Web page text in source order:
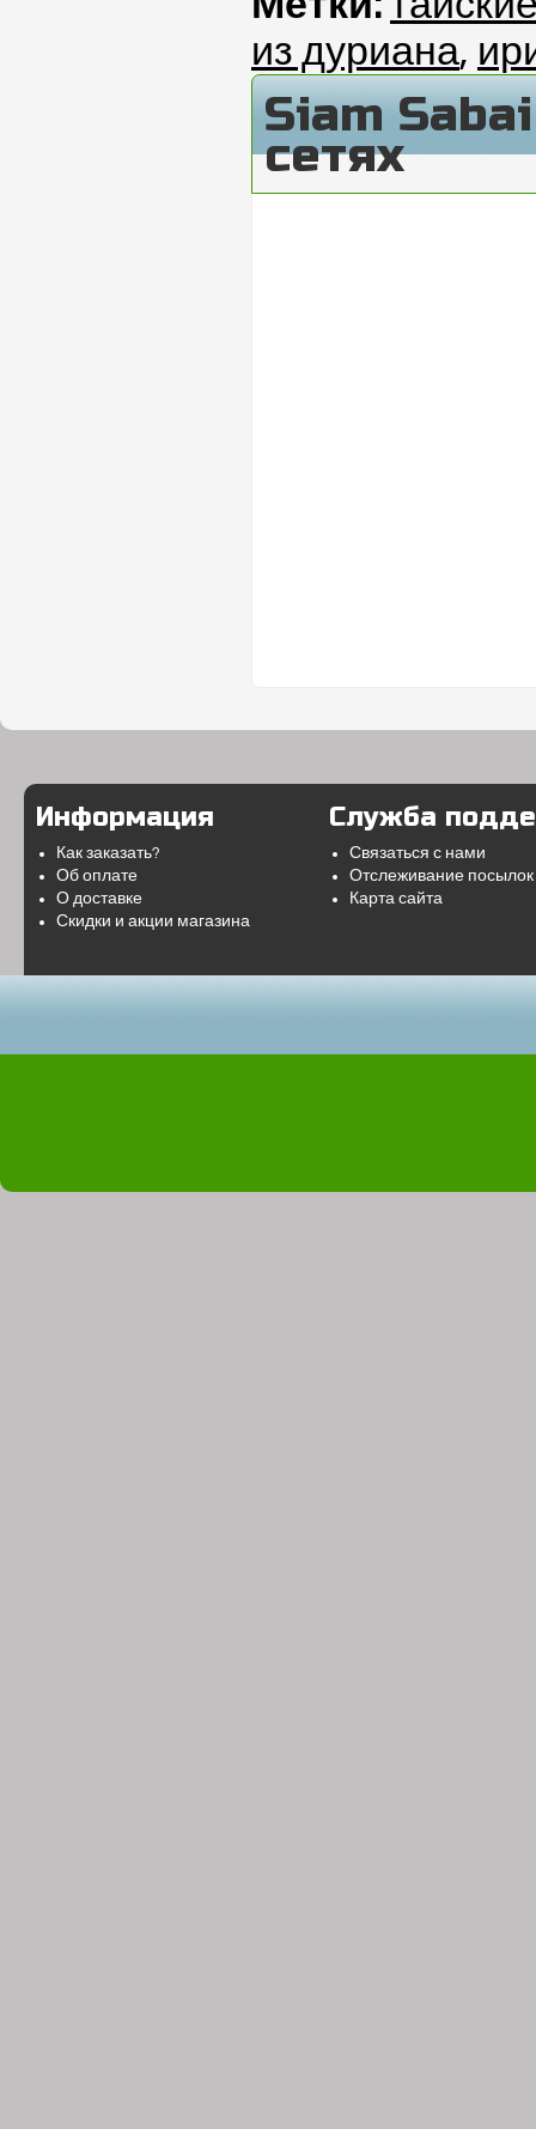
из дуриана,
Siam
сетях
Информация
Как заказать?
Об оплате
О доставке
Скидки и акции магазина
Служба
Связаться с нами
Отслеживание посылок
Карта сайта